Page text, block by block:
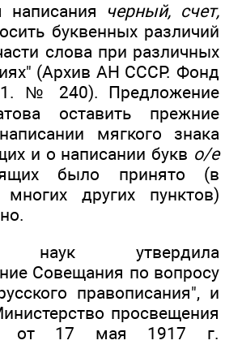
написания
черный, счет,
буквенных различий
слова при различных
(Архив АН СССР. Фонд
№ 240). Предложение
оставить прежние
мягкого знака
и о написании букв о/е
было принято (в
других пунктов)
наук утвердила
Совещания по вопросу
правописания", и
просвещения
от 17 мая 1917 г.